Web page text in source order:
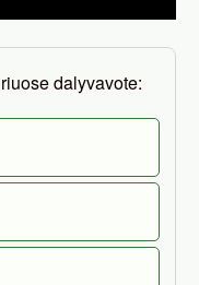
dalyvavote: